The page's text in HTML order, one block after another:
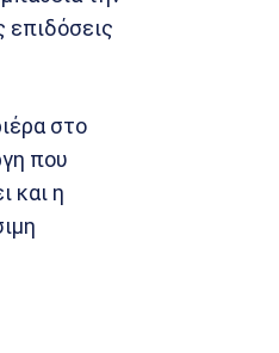
επιδόσεις
στο
που
και η